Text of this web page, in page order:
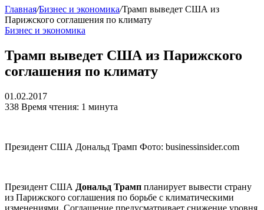
Главная/Бизнес и экономика/Трамп выведет США из
Парижского соглашения по климату
Бизнес и экономика
Трамп выведет США из Парижского
соглашения по климату
01.02.2017
338 Время чтения: 1 минута
Президент США Дональд Трамп Фото: businessinsider.com
Президент США Дональд Трамп планирует вывести страну
из Парижского соглашения по борьбе с климатическими